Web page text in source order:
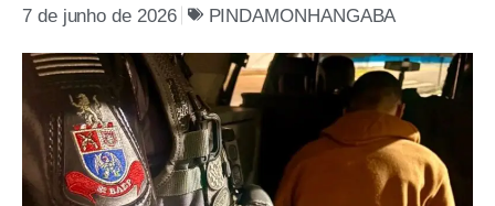
7 de junho de 2026 PINDAMONHANGABA